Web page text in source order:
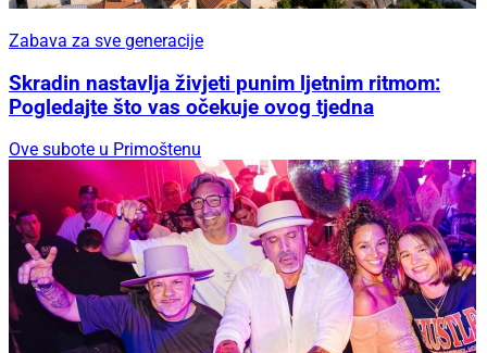
Zabava za sve generacije
Skradin nastavlja živjeti punim ljetnim ritmom:
Pogledajte što vas očekuje ovog tjedna
Ove subote u Primoštenu